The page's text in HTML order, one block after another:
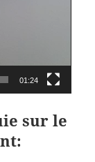
01:24
sur le